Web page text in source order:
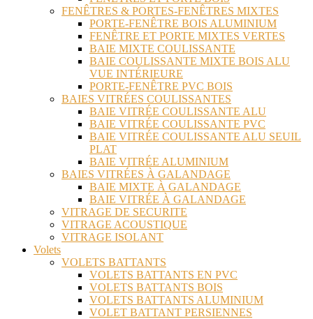
FENÊTRES & PORTES-FENÊTRES MIXTES
PORTE-FENÊTRE BOIS ALUMINIUM
FENÊTRE ET PORTE MIXTES VERTES
BAIE MIXTE COULISSANTE
BAIE COULISSANTE MIXTE BOIS ALU
VUE INTÉRIEURE
PORTE-FENÊTRE PVC BOIS
BAIES VITRÉES COULISSANTES
BAIE VITRÉE COULISSANTE ALU
BAIE VITRÉE COULISSANTE PVC
BAIE VITRÉE COULISSANTE ALU SEUIL
PLAT
BAIE VITRÉE ALUMINIUM
BAIES VITRÉES À GALANDAGE
BAIE MIXTE À GALANDAGE
BAIE VITRÉE À GALANDAGE
VITRAGE DE SECURITE
VITRAGE ACOUSTIQUE
VITRAGE ISOLANT
Volets
VOLETS BATTANTS
VOLETS BATTANTS EN PVC
VOLETS BATTANTS BOIS
VOLETS BATTANTS ALUMINIUM
VOLET BATTANT PERSIENNES